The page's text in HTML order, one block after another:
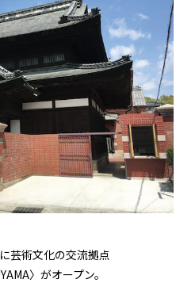
芸術文化の交流拠点
〉がオープン。